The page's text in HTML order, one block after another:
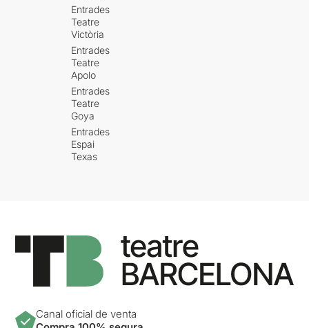
Entrades
Teatre
Victòria
Entrades
Teatre
Apolo
Entrades
Teatre
Goya
Entrades
Espai
Texas
Canal oficial de venta